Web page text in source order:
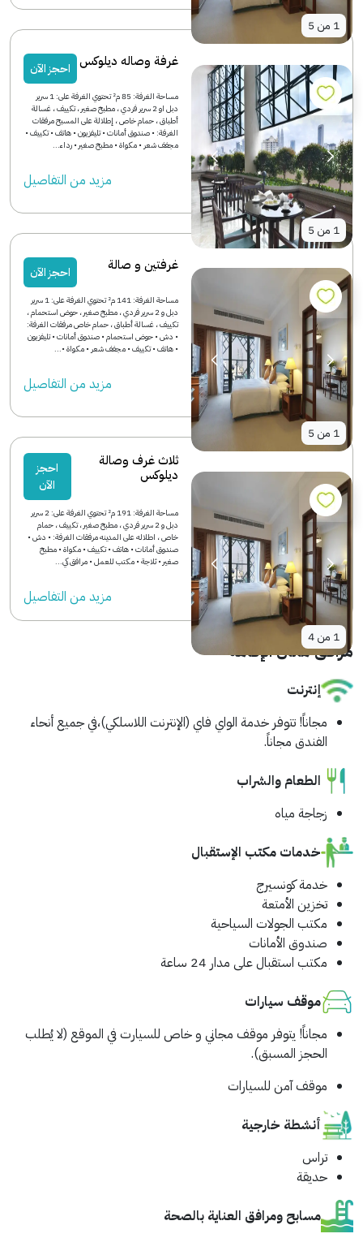
1 من5
1 من5
غرفة وصاله ديلوكس احجز الآن
مساحة الغرفة: 85 م² تحتوي الغرفة على: 1 سرير
دبل او 2 سرير فردي ، مطبخ صغير ، تكييف ، غسالة
أطباق ، حمام خاص ، إطلالة على المسبح مرفقات
الغرفة: • صندوق أمانات • تليفزيون • هاتف • تكييف •
مجفف شعر • مكواة • مطبخ صغير • رداء...
مزید من التفاصیل
1 من5
غرفتين و صالة احجز الآن
مساحة الغرفة: 141 م² تحتوي الغرفة على: 1 سرير
دبل و 2 سرير فردي ، مطبخ صغير ، حوض استحمام ،
تكييف ، غسالة أطباق ، حمام خاص مرفقات الغرفة:
• دش • حوض استحمام • صندوق أمانات • تليفزيون
• هاتف • تكييف • مجفف شعر • مكواة •...
مزید من التفاصیل
1 من4
ثلاث غرف وصالة
ديلوكس
احجز
الآن
مساحة الغرفة: 191 م² تحتوي الغرفة على: 2 سرير
دبل و 2 سرير فردي ، مطبخ صغير ، تكييف ، حمام
خاص ، اطلاله على المدينه مرفقات الغرفة: • دش •
صندوق أمانات • هاتف • تكييف • مكواة • مطبخ
صغير • ثلاجة • مكتب للعمل • مرافق كي...
مزید من التفاصیل
مرافق مكان الإقامة
إنترنت
مجاناً! تتوفر خدمة الواي فاي (الإنترنت اللاسلكي)،في جميع أنحاء
الفندق مجاناً.
الطعام والشراب
زجاجة مياه
خدمات مكتب الإستقبال
خدمة كونسيرج
تخزين الأمتعة
مكتب الجولات السياحية
صندوق الأمانات
مكتب استقبال على مدار 24 ساعة
موقف سيارات
مجاناً! يتوفر موقف مجاني و خاص للسيارت في الموقع (لا يُطلب
الحجز المسبق).
موقف آمن للسيارات
أنشطة خارجية
تراس
حديقة
مسابح ومرافق العناية بالصحة